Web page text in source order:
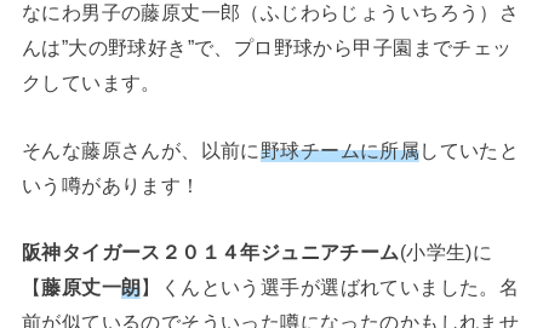
なにわ男子の藤原丈一郎（ふじわらじょういちろう）さ
んは”大の野球好き”で、プロ野球から甲子園までチェッ
クしています。
そんな藤原さんが、以前に野球チームに所属していたと
いう噂があります！
阪神タイガース２０１４年ジュニアチーム(小学生)に
【藤原丈一朗】くんという選手が選ばれていました。名
前が似ているのでそういった噂になったのかもしれませ